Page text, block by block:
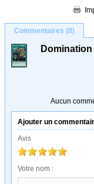
Commentaires (0)
Aucun
Ajouter un
Avis
Votre nom :